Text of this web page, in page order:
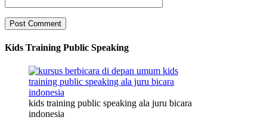
Kids Training Public Speaking
kids training public speaking ala juru bicara
indonesia